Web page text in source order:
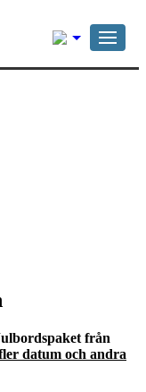
från
datum och andra